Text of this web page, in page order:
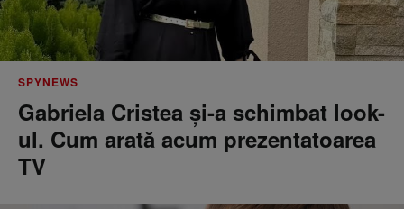
SPYNEWS
Gabriela Cristea și-a schimbat look-
ul. Cum arată acum prezentatoarea
TV